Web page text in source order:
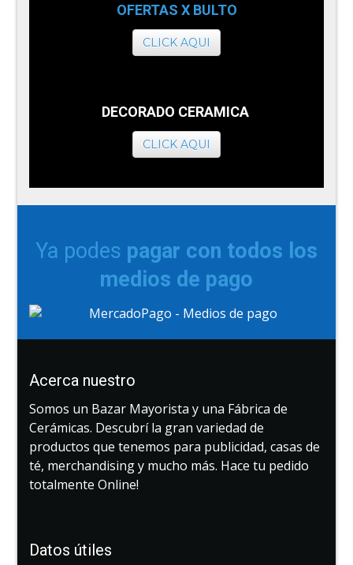
OFERTAS X BULTO
CLICK AQUI
DECORADO CERAMICA
CLICK AQUI
Ya podes pagar con todos los
medios de pago
Acerca nuestro
Somos un Bazar Mayorista y una Fábrica de
Cerámicas. Descubrí la gran variedad de
productos que tenemos para publicidad, casas de
té, merchandising y mucho más. Hace tu pedido
totalmente Online!
Datos útiles